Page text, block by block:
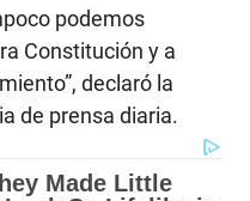
podemos
Constitución y a
declaró la
de prensa diaria.